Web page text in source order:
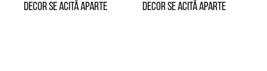
decor se acită aparte decor se acită aparte